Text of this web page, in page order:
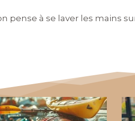
pense à se laver les mains